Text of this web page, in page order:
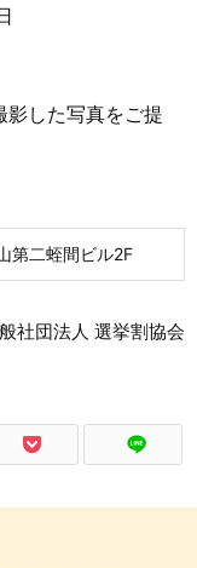
影した写真をご提
第二蛭間ビル2F
社団法人 選挙割協会